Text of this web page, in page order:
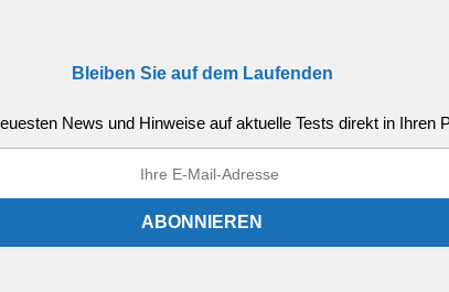
Bleiben Sie auf dem Laufenden
News und Hinweise auf aktuelle Tests direkt in Ihren